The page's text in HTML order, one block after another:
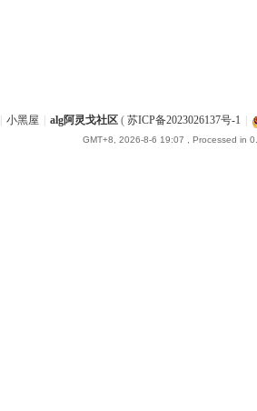
小黑屋 alg阿灵戈社区 ( 苏ICP备2023026137号-1
GMT+8, 2026-8-6 19:07 , Processed in